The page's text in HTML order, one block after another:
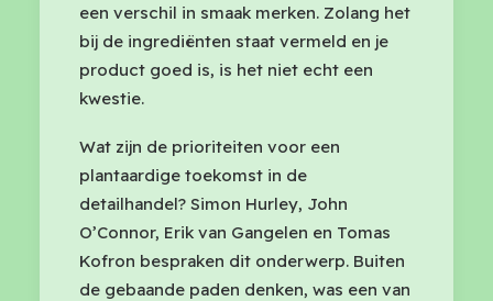
een verschil in smaak merken. Zolang het
bij de ingrediënten staat vermeld en je
product goed is, is het niet echt een
kwestie.
Wat zijn de prioriteiten voor een
plantaardige toekomst in de
detailhandel? Simon Hurley, John
O’Connor, Erik van Gangelen en Tomas
Kofron bespraken dit onderwerp. Buiten
de gebaande paden denken, was een van